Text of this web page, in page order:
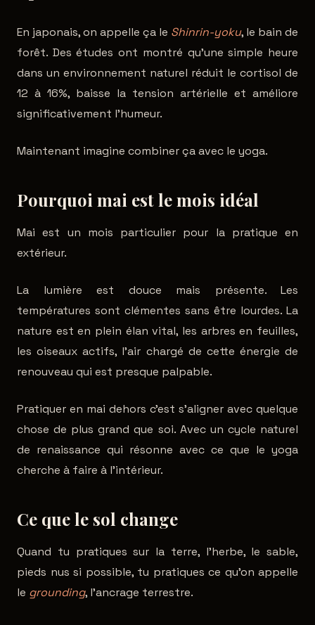
En japonais, on appelle ça le Shinrin-yoku, le bain de
forêt. Des études ont montré qu'une simple heure
dans un environnement naturel réduit le cortisol de
12 à 16%, baisse la tension artérielle et améliore
significativement l'humeur.
Maintenant imagine combiner ça avec le yoga.
Pourquoi mai est le mois idéal
Mai est un mois particulier pour la pratique en
extérieur.
La lumière est douce mais présente. Les
températures sont clémentes sans être lourdes. La
nature est en plein élan vital, les arbres en feuilles,
les oiseaux actifs, l'air chargé de cette énergie de
renouveau qui est presque palpable.
Pratiquer en mai dehors c'est s'aligner avec quelque
chose de plus grand que soi. Avec un cycle naturel
de renaissance qui résonne avec ce que le yoga
cherche à faire à l'intérieur.
Ce que le sol change
Quand tu pratiques sur la terre, l'herbe, le sable,
pieds nus si possible, tu pratiques ce qu'on appelle
le grounding, l'ancrage terrestre.